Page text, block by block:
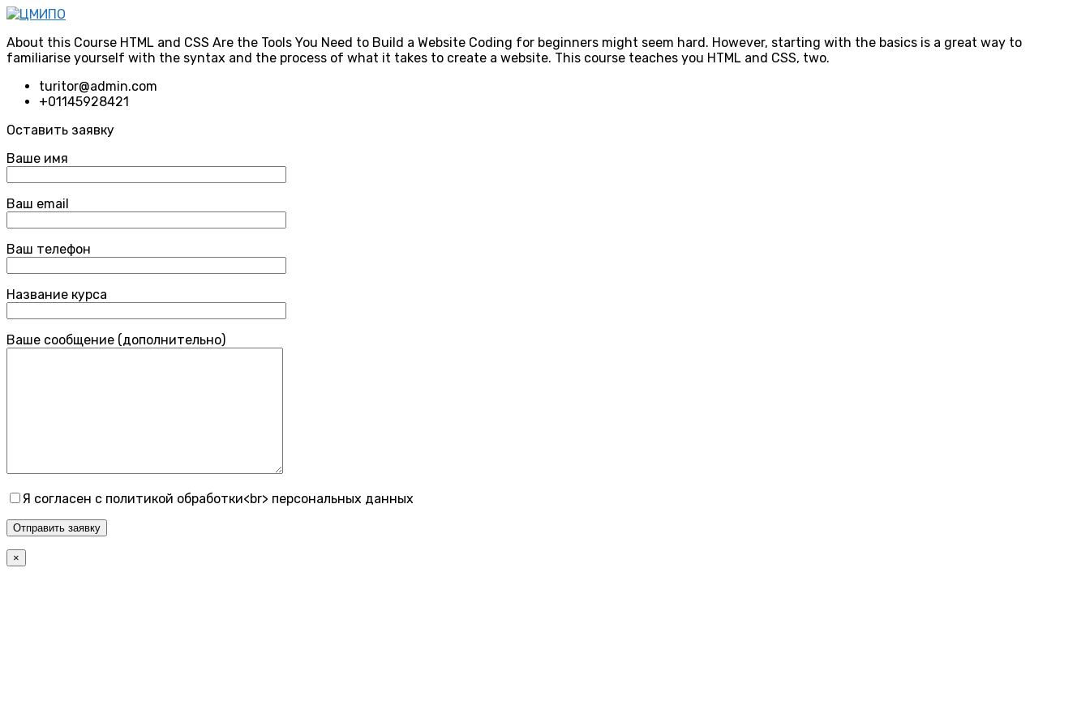
About this Course HTML and CSS Are the Tools You Need to Build a Website Coding for beginners might seem hard. However, starting with the basics is a great way to
familiarise yourself with the syntax and the process of what it takes to create a website. This course teaches you HTML and CSS, two.
turitor@admin.com
+01145928421
Оставить заявку
Ваше имя
Ваш email
Ваш телефон
Название курса
Ваше сообщение (дополнительно)
Я согласен с политикой обработки<br> персональных данных
×